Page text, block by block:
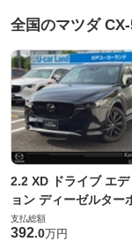
全国のマツダ
2.2 XD ドライブ エデ
ョン ディーゼルター
支払総額
392.0万円